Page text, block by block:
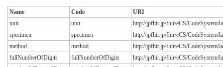
Name Code
URI
unit
unit
http://jpfhir.jp/fhir/eCS/CodeSystem/
specimen
specimen
http://jpfhir.jp/fhir/eCS/CodeSystem/
method
method
http://jpfhir.jp/fhir/eCS/CodeSystem/
fullNumberOfDigits
fullNumberOfDigits
http://jpfhir.jp/fhir/eCS/CodeSystem/